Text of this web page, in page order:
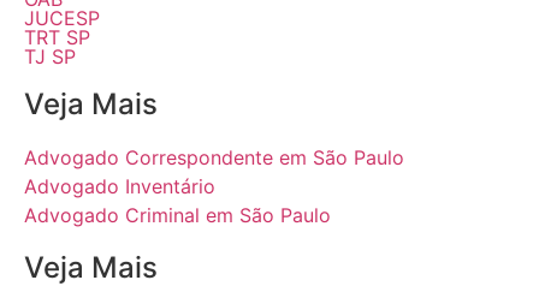
JUCESP
TRT SP
TJ SP
Veja Mais
Advogado Correspondente em São Paulo
Advogado Inventário
Advogado Criminal em São Paulo
Veja Mais